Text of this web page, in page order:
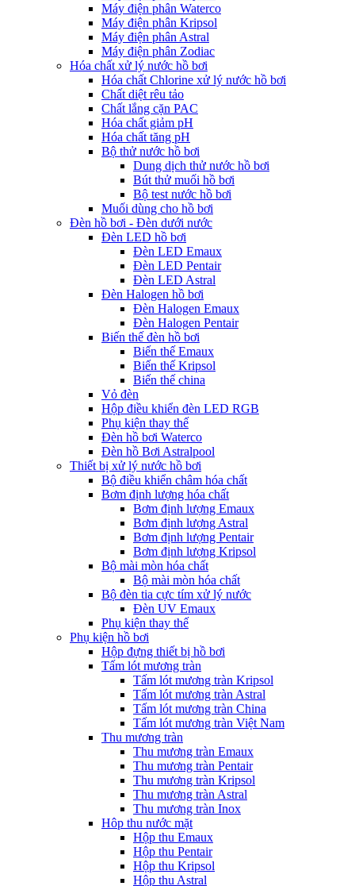
Máy điện phân Waterco
Máy điện phân Kripsol
Máy điện phân Astral
Máy điện phân Zodiac
Hóa chất xử lý nước hồ bơi
Hóa chất Chlorine xử lý nước hồ bơi
Chất diệt rêu tảo
Chất lắng cặn PAC
Hóa chất giảm pH
Hóa chất tăng pH
Bộ thử nước hồ bơi
Dung dịch thử nước hồ bơi
Bút thử muối hồ bơi
Bộ test nước hồ bơi
Muối dùng cho hồ bơi
Đèn hồ bơi - Đèn dưới nước
Đèn LED hồ bơi
Đèn LED Emaux
Đèn LED Pentair
Đèn LED Astral
Đèn Halogen hồ bơi
Đèn Halogen Emaux
Đèn Halogen Pentair
Biến thế đèn hồ bơi
Biến thế Emaux
Biến thế Kripsol
Biến thế china
Vỏ đèn
Hộp điều khiển đèn LED RGB
Phụ kiện thay thế
Đèn hồ bơi Waterco
Đèn hồ Bơi Astralpool
Thiết bị xử lý nước hồ bơi
Bộ điều khiển châm hóa chất
Bơm định lượng hóa chất
Bơm định lượng Emaux
Bơm định lượng Astral
Bơm định lượng Pentair
Bơm định lượng Kripsol
Bộ mài mòn hóa chất
Bộ mài mòn hóa chất
Bộ đèn tia cực tím xử lý nước
Đèn UV Emaux
Phụ kiện thay thế
Phụ kiện hồ bơi
Hộp đựng thiết bị hồ bơi
Tấm lót mương tràn
Tấm lót mương tràn Kripsol
Tấm lót mương tràn Astral
Tấm lót mương tràn China
Tấm lót mương tràn Việt Nam
Thu mương tràn
Thu mương tràn Emaux
Thu mương tràn Pentair
Thu mương tràn Kripsol
Thu mương tràn Astral
Thu mương tràn Inox
Hôp thu nước mặt
Hộp thu Emaux
Hộp thu Pentair
Hộp thu Kripsol
Hộp thu Astral